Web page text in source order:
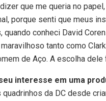
que me queria no
porque senti que meus
quando conheci David
tanto como
de Aço. A escolha
interesse em uma
da DC desde